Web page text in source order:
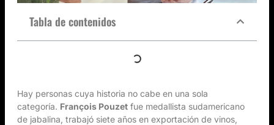
Tabla de contenidos
Hay personas cuya historia no cabe en una sola
categoría. François Pouzet fue medallista sudamericano
de jabalina, trabajó siete años en exportación de vinos,